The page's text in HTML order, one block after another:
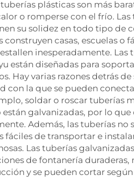
plásticas son más
o romperse con el frío.
su solidez en todo tipo de
construyen casas, escuelas o
inesperadamente. Las
están diseñadas para
Hay varias razones detrás de
con la que se pueden
soldar o roscar tuberías
galvanizadas, por lo que
Además, las tuberías no
fáciles de transportar e
Las tuberías
de fontanería duraderas,
y se pueden cortar